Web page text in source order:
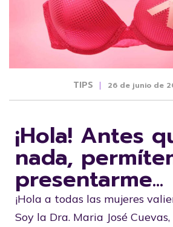
TIPS 26 de junio de
¡Hola! Antes
nada,
presentarme...
¡Hola a todas las mujeres
Soy la Dra. Maria José